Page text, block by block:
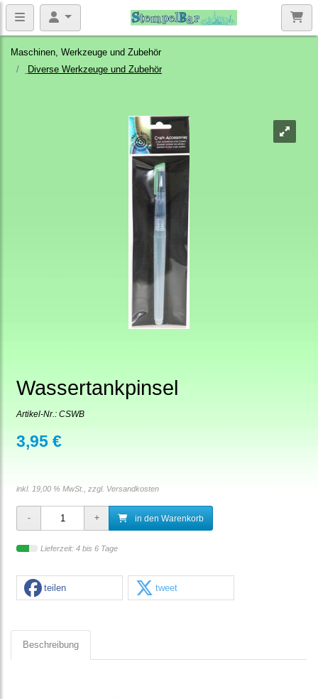
Maschinen, Werkzeuge und Zubehör
Diverse Werkzeuge und Zubehör
Wassertankpinsel
Artikel-Nr.: CSWB
3,95 €
inkl. 19,00 % MwSt., zzgl. Versandkosten
in den Warenkorb
Lieferzeit: 4 bis 6 Tage
teilen tweet
Beschreibung